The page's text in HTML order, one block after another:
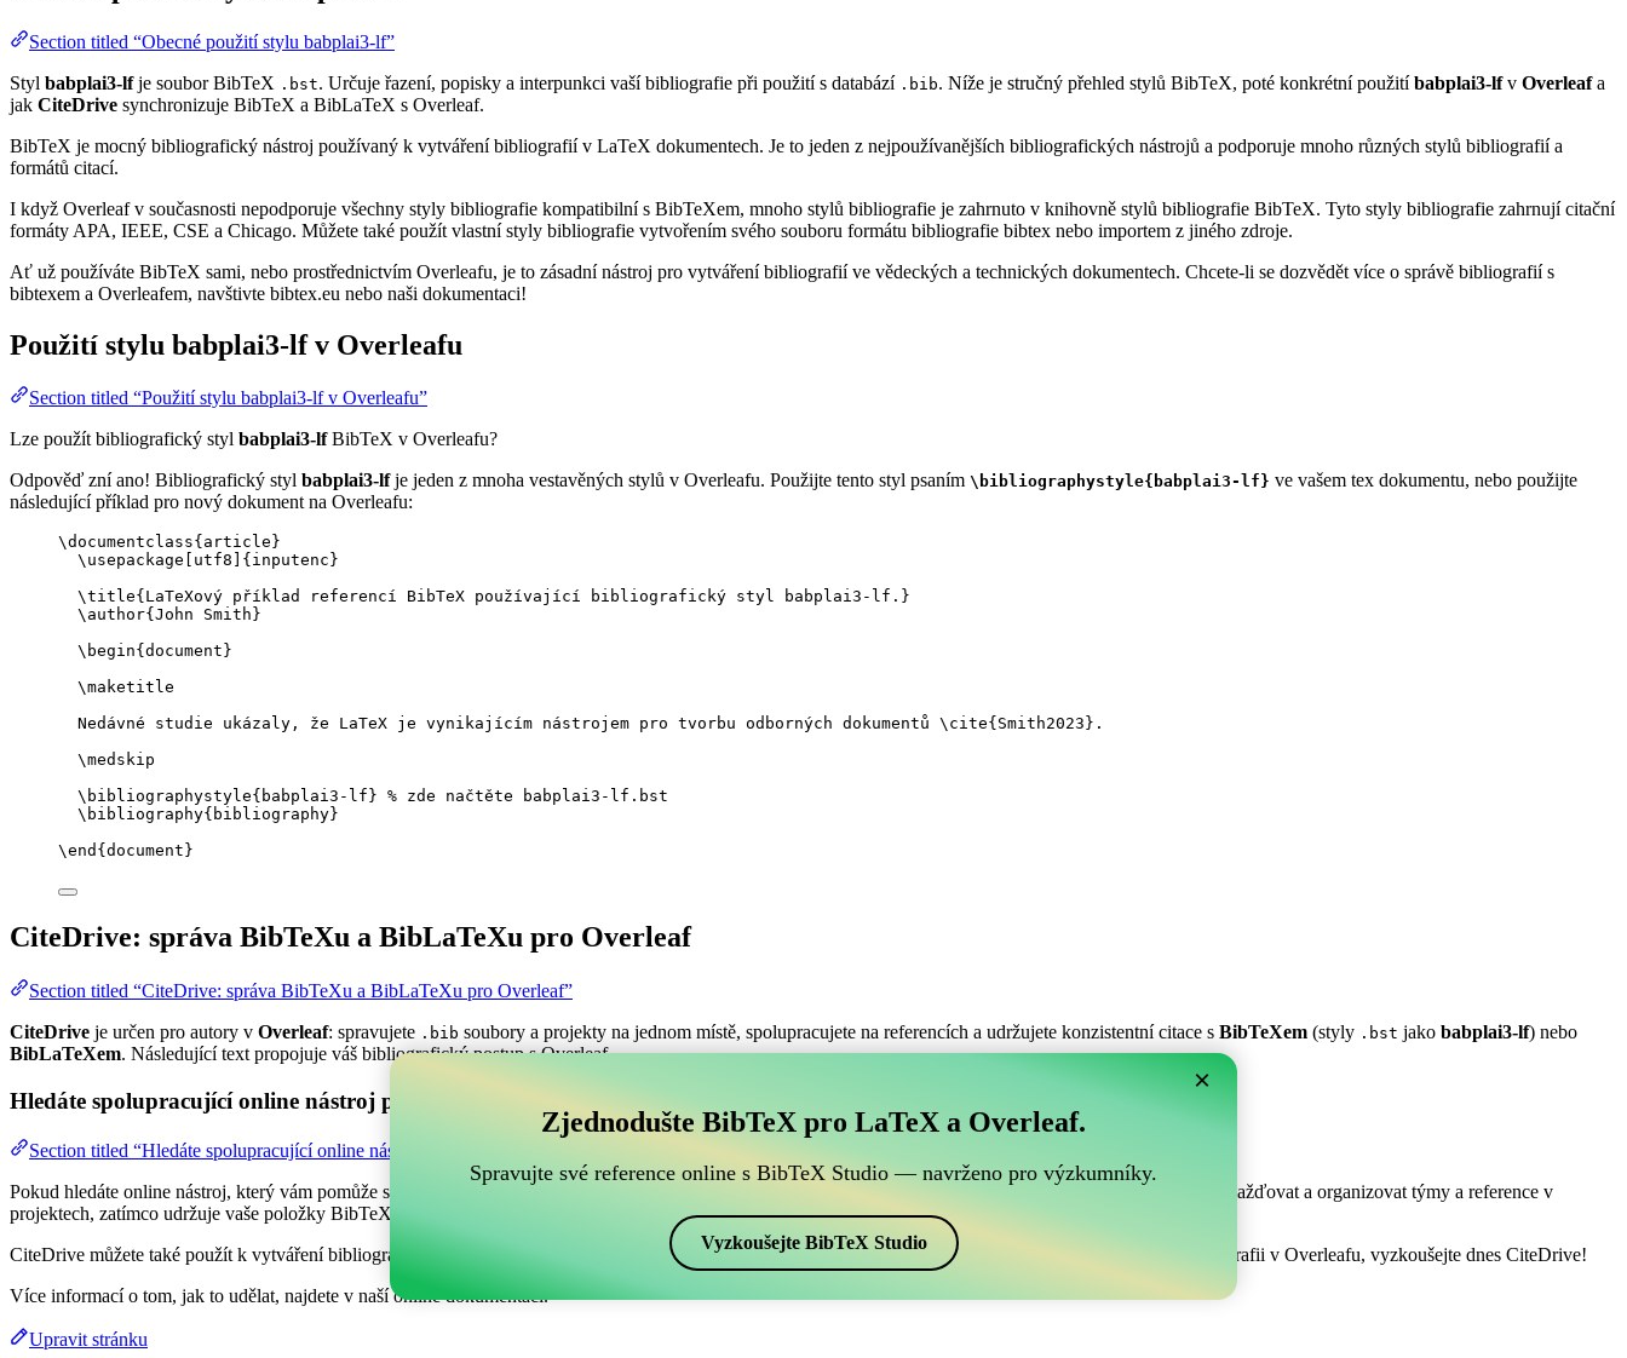
Section titled “Obecné použití stylu babplai3-lf”
Styl babplai3-lfje soubor BibTeX .bst. Určuje řazení, popisky a interpunkci vaší bibliografie při použití s databází .bib. Níže je stručný přehled stylů BibTeX, poté konkrétní použitíbabplai3-lfv Overleafa
jak CiteDrive synchronizuje BibTeX a BibLaTeX s Overleaf.
BibTeX je mocný bibliografický nástroj používaný k vytváření bibliografií v LaTeX dokumentech. Je to jeden z nejpoužívanějších bibliografických nástrojů a podporuje mnoho různých stylů bibliografií a
formátů citací.
I když Overleaf v současnosti nepodporuje všechny styly bibliografie kompatibilní s BibTeXem, mnoho stylů bibliografie je zahrnuto v knihovně stylů bibliografie BibTeX. Tyto styly bibliografie zahrnují citační
formáty APA, IEEE, CSE a Chicago. Můžete také použít vlastní styly bibliografie vytvořením svého souboru formátu bibliografie bibtex nebo importem z jiného zdroje.
Ať už používáte BibTeX sami, nebo prostřednictvím Overleafu, je to zásadní nástroj pro vytváření bibliografií ve vědeckých a technických dokumentech. Chcete-li se dozvědět více o správě bibliografií s
bibtexem a Overleafem, navštivte bibtex.eu nebo naši dokumentaci!
Použití stylu babplai3-lfv Overleafu
Section titled “Použití stylu babplai3-lf v Overleafu”
Lze použít bibliografický styl babplai3-lfBibTeX v Overleafu?
Odpověď zní ano! Bibliografický styl babplai3-lfje jeden z mnoha vestavěných stylů v Overleafu. Použijte tento styl psaním \bibliographystyle{babplai3-lf} ve vašem tex dokumentu, nebo použijte
následující příklad pro nový dokument na Overleafu:
\documentclass{ article }
\usepackage
utf8 ]{ inputenc }
\title{LaTeXový příklad referencí BibTeX používající bibliografický styl babplai3-lf.}
\author{John Smith}
\begin{ document }
\maketitle
Nedávné studie ukázaly, že LaTeX je vynikajícím nástrojem pro tvorbu odborných dokumentů \cite{ Smith2023 }.
\medskip
\bibliographystyle{babplai3-lf} % zde načtěte babplai3-lf.bst
\bibliography{bibliography}
\end { document }
CiteDrive: správa BibTeXu a BibLaTeXu pro Overleaf
Section titled “CiteDrive: správa BibTeXu a BibLaTeXu pro Overleaf”
CiteDrive je určen pro autory v Overleaf: spravujete .bib soubory a projekty na jednom místě, spolupracujete na referencích a udržujete konzistentní citace s BibTeXem (styly .bst jako babplai3-lf) nebo
BibLaTeXem. Následující text propojuje váš bibliografický postup s Overleaf.
Hledáte spolupracující online nástroj pro správu vašich BibTeX referencí, který je kompatibilní s Overleafem?
Section titled “Hledáte spolupracující online nástroj pro správu vašich BibTeX referencí, který je kompatibilní s Overleafem?”
Pokud hledáte online nástroj, který vám pomůže spravovat vaše reference, citace a bibliografii v Overleafu, CiteDrive může být dokonalý! Umožňuje vám shromažďovat a organizovat týmy a reference v
projektech, zatímco udržuje vaše položky BibTeX aktuální ve vašem projektu Overleafu.
CiteDrive můžete také použít k vytváření bibliografií a citací v různých stylech, včetně babplai3-lf. Pokud tedy hledáte snadný způsob, jak spravovat vaši bibliografii v Overleafu, vyzkoušejte dnes CiteDrive!
Více informací o tom, jak to udělat, najdete v naší online dokumentaci.
Upravit stránku
×
Zjednodušte BibTeX pro LaTeX a Overleaf.
Spravujte své reference online s BibTeX Studio — navrženo pro výzkumníky.
Vyzkoušejte BibTeX Studio